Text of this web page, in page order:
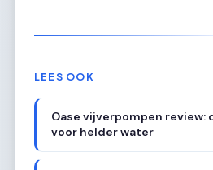
LEES OOK
Oase vijverpompen review:
voor helder water